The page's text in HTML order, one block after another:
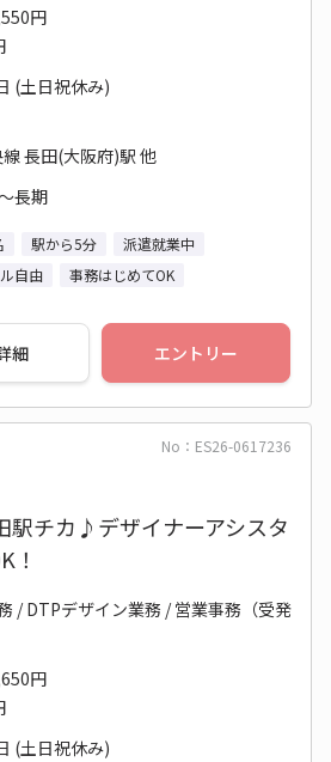
円
(土日祝休み)
長田(大阪府)駅 他
長期
駅から5分
派遣就業中
自由 事務はじめてOK
細 エントリー
No：ES26-0617236
駅チカ♪デザイナーアシスタ
！
/ DTPデザイン業務 / 営業事務（受発
円
(土日祝休み)